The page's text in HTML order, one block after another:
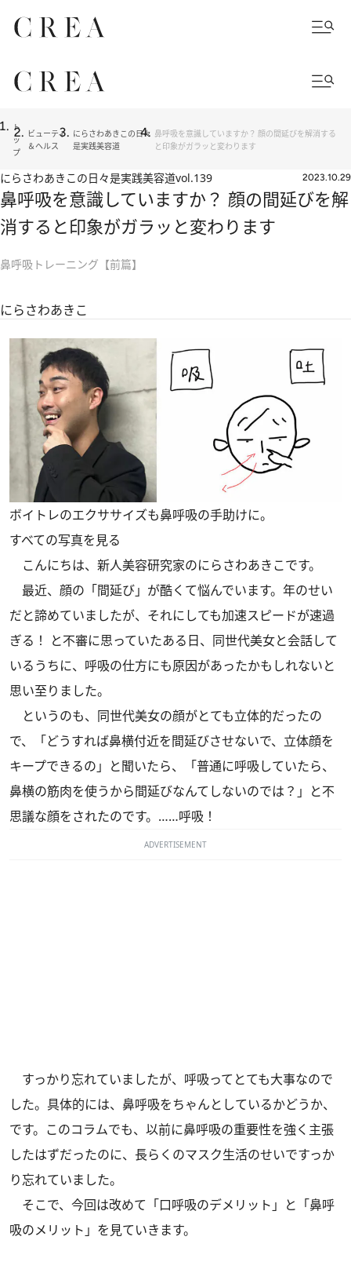
ト
ッ
プ
ビューティ
＆ヘルス
にらさわあきこの日々
是実践美容道
鼻呼吸を意識していますか？ 顔の間延びを解消する
と印象がガラッと変わります
にらさわあきこの日々是実践美容道vol.139 2023.10.29
鼻呼吸を意識していますか？ 顔の間延びを解
消すると印象がガラッと変わります
鼻呼吸トレーニング【前篇】
にらさわあきこ
ボイトレのエクササイズも鼻呼吸の手助けに。
すべての写真を見る
こんにちは、新人美容研究家のにらさわあきこです。
最近、顔の「間延び」が酷くて悩んでいます。年のせい
だと諦めていましたが、それにしても加速スピードが速過
ぎる！ と不審に思っていたある日、同世代美女と会話して
いるうちに、呼吸の仕方にも原因があったかもしれないと
思い至りました。
というのも、同世代美女の顔がとても立体的だったの
で、「どうすれば鼻横付近を間延びさせないで、立体顔を
キープできるの」と聞いたら、「普通に呼吸していたら、
鼻横の筋肉を使うから間延びなんてしないのでは？」と不
思議な顔をされたのです。……呼吸！
ADVERTISEMENT
すっかり忘れていましたが、呼吸ってとても大事なので
した。具体的には、鼻呼吸をちゃんとしているかどうか、
です。このコラムでも、 以前に鼻呼吸の重要性を強く主張
したはずだったのに、長らくのマスク生活のせいですっか
り忘れていました。
そこで、今回は改めて「口呼吸のデメリット」と「鼻呼
吸のメリット」を見ていきます。